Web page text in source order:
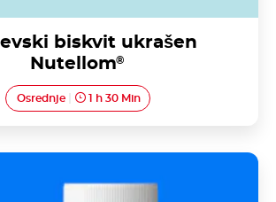
biskvit ukrašen
Nutellom®
Osrednje 1 h 30 Min